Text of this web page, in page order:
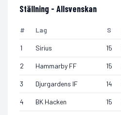
Ställning - Allsvenskan
# Lag S
1 Sirius 15
2 Hammarby FF 15
3 Djurgardens IF 14
4 BK Hacken 15